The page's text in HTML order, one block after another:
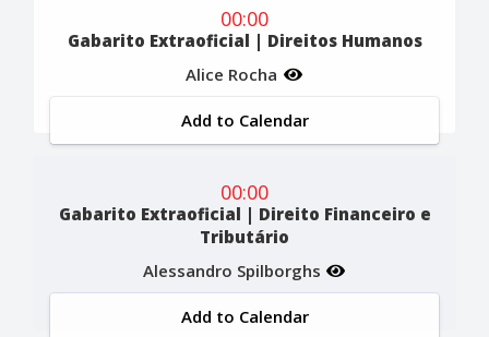
00:00
Gabarito Extraoficial | Direitos Humanos
Alice Rocha
Add to Calendar
00:00
Gabarito Extraoficial | Direito Financeiro e
Tributário
Alessandro Spilborghs
Add to Calendar